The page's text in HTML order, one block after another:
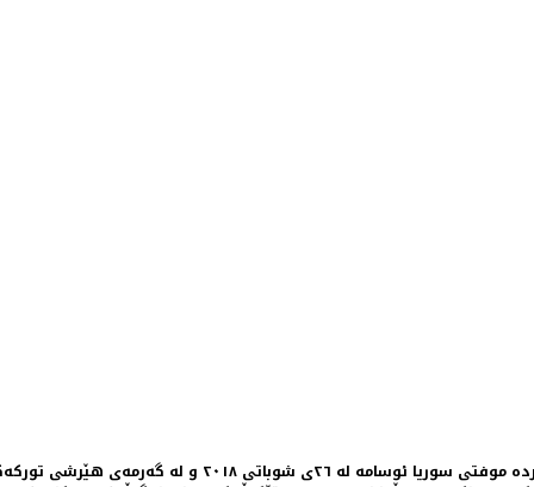
بۆ سەر عەفرین فتوای جیهادی دژی شەڕڤانان دەرکرد.